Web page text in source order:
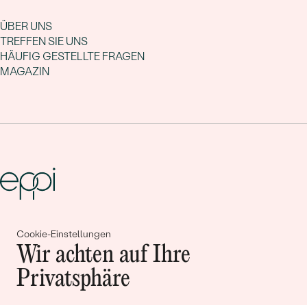
Cookie-Einstellungen
Wir achten auf Ihre
Privatsphäre
ÜBER UNS
TREFFEN SIE UNS
HÄUFIG GESTELLTE FRAGEN
MAGAZIN
Gemeinsam erschaffen wir
Geschichten von Schönheit und
Liebe